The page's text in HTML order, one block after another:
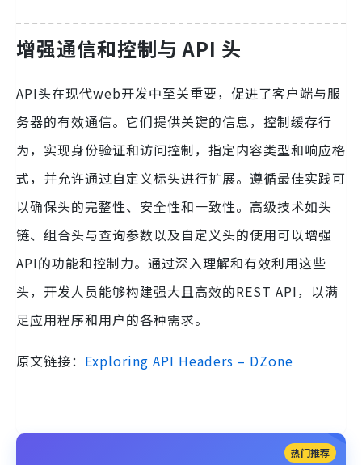
增强通信和控制与 API 头
API头在现代web开发中至关重要，促进了客户端与服
务器的有效通信。它们提供关键的信息，控制缓存行
为，实现身份验证和访问控制，指定内容类型和响应格
式，并允许通过自定义标头进行扩展。遵循最佳实践可
以确保头的完整性、安全性和一致性。高级技术如头
链、组合头与查询参数以及自定义头的使用可以增强
API的功能和控制力。通过深入理解和有效利用这些
头，开发人员能够构建强大且高效的REST API，以满
足应用程序和用户的各种需求。
原文链接： Exploring API Headers – DZone
热门推荐